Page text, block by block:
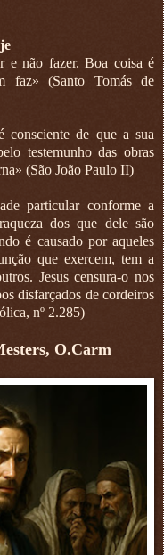
e não fazer. Boa coisa é
faz» (Santo Tomás de
de que a sua
testemunho das obras
(São João Paulo II)
particular conforme a
dos que dele são
é causado por aqueles
que exercem, tem a
Jesus censura-o nos
disfarçados de cordeiros
nº 2.285)
O.Carm